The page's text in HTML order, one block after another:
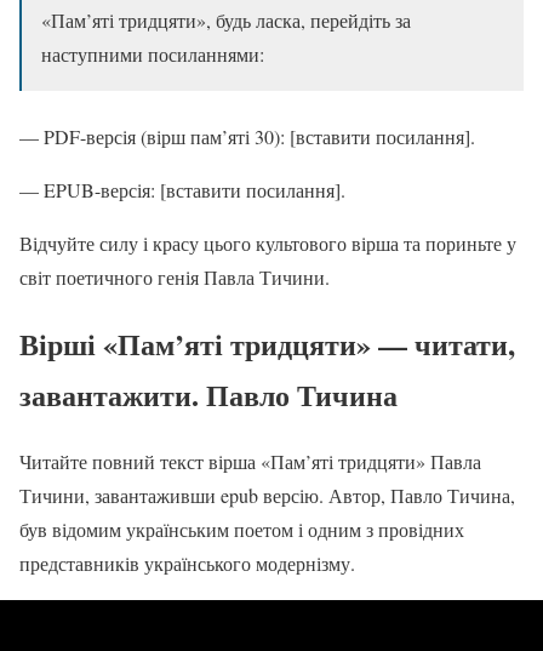
«Пам’яті тридцяти», будь ласка, перейдіть за
наступними посиланнями:
— PDF-версія (вірш пам’яті 30): [вставити посилання].
— EPUB-версія: [вставити посилання].
Відчуйте силу і красу цього культового вірша та пориньте у
світ поетичного генія Павла Тичини.
Вірші «Пам’яті тридцяти» — читати,
завантажити. Павло Тичина
Читайте повний текст вірша «Пам’яті тридцяти» Павла
Тичини, завантаживши epub версію. Автор, Павло Тичина,
був відомим українським поетом і одним з провідних
представників українського модернізму.